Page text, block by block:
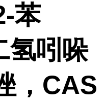
苯
氢吲哚
，CAS